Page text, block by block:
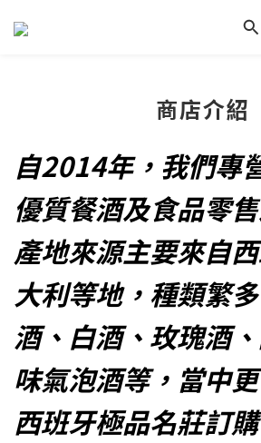
商店介紹
自2014年，我們專
優質餐酒及食品零
產地來源主要來自
大利等地，種類繁
酒、白酒、玫瑰酒
味氣泡酒等，當中
西班牙極品名莊訂